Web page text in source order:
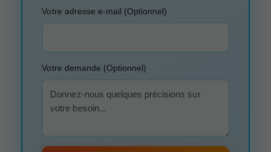
Votre adresse e-mail (Optionnel)
Votre demande (Optionnel)